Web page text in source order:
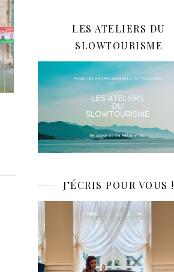
LES ATELIERS DU
SLOWTOURISME
J’ÉCRIS POUR VOUS !